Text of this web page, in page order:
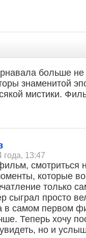
актер
больше не
знаменитой
мистики.
года, 13:47
смотриться
которые
только
сыграл просто
в самом первом
Теперь хочу
но и